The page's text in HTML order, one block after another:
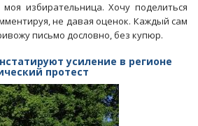
избирательница. Хочу поделиться
не давая оценок. Каждый сам
письмо дословно, без купюр.
усиление в регионе
протест